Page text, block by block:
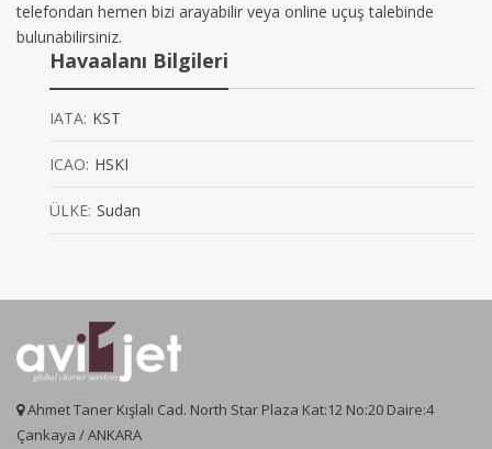
telefondan hemen bizi arayabilir veya online uçuş talebinde
bulunabilirsiniz.
Havaalanı Bilgileri
IATA: KST
ICAO: HSKI
ÜLKE: Sudan
Ahmet Taner Kışlalı Cad. North Star Plaza Kat:12 No:20 Daire:4
Çankaya / ANKARA